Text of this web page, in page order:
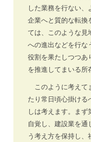
した業務を行ない
企業へと質的な転換
ては、このような見
への進出などを行な
役割を果たしつつあ
を推進してまいる所
このように考えて
たり常日頃心掛ける
しは考えます。ま
自覚し、建設業を通
う考え方を保持し